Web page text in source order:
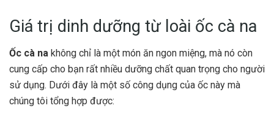
Giá trị dinh dưỡng từ loài ốc cà na
Ốc cà na không chỉ là một món ăn ngon miệng, mà nó còn
cung cấp cho bạn rất nhiều dưỡng chất quan trọng cho người
sử dụng. Dưới đây là một số công dụng của ốc này mà
chúng tôi tổng hợp được: